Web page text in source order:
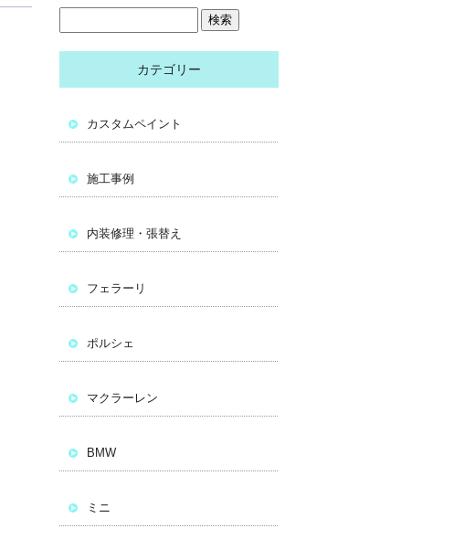
カテゴリー
カスタムペイント
施工事例
内装修理・張替え
フェラーリ
ポルシェ
マクラーレン
BMW
ミニ